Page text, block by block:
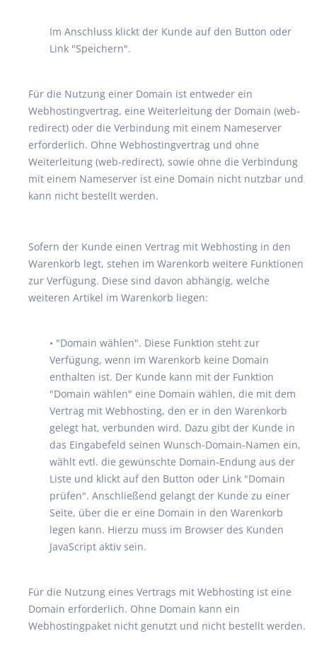
Im Anschluss klickt der Kunde auf den Button oder
Link "Speichern".
Für die Nutzung einer Domain ist entweder ein
Webhostingvertrag, eine Weiterleitung der Domain (web-
redirect) oder die Verbindung mit einem Nameserver
erforderlich. Ohne Webhostingvertrag und ohne
Weiterleitung (web-redirect), sowie ohne die Verbindung
mit einem Nameserver ist eine Domain nicht nutzbar und
kann nicht bestellt werden.
Sofern der Kunde einen Vertrag mit Webhosting in den
Warenkorb legt, stehen im Warenkorb weitere Funktionen
zur Verfügung. Diese sind davon abhängig, welche
weiteren Artikel im Warenkorb liegen:
• "Domain wählen". Diese Funktion steht zur
Verfügung, wenn im Warenkorb keine Domain
enthalten ist. Der Kunde kann mit der Funktion
"Domain wählen" eine Domain wählen, die mit dem
Vertrag mit Webhosting, den er in den Warenkorb
gelegt hat, verbunden wird. Dazu gibt der Kunde in
das Eingabefeld seinen Wunsch-Domain-Namen ein,
wählt evtl. die gewünschte Domain-Endung aus der
Liste und klickt auf den Button oder Link "Domain
prüfen". Anschließend gelangt der Kunde zu einer
Seite, über die er eine Domain in den Warenkorb
legen kann. Hierzu muss im Browser des Kunden
JavaScript aktiv sein.
Für die Nutzung eines Vertrags mit Webhosting ist eine
Domain erforderlich. Ohne Domain kann ein
Webhostingpaket nicht genutzt und nicht bestellt werden.